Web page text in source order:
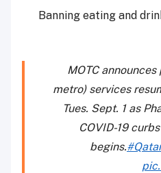
- Banning eating and
MOTC
metro) services
Tues. Sept. 1 as
COVID-19
begins.